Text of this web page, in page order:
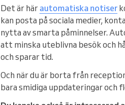
Det är här automatiska notiser
kan posta på sociala medier,
nytta av smarta påminnelser.
att minska uteblivna besök och
och sparar tid.
Och när du är borta från
bara smidiga uppdateringar och